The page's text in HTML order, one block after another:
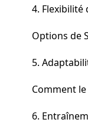
4. Flexibilité
Options de
5.
Comment le
6.